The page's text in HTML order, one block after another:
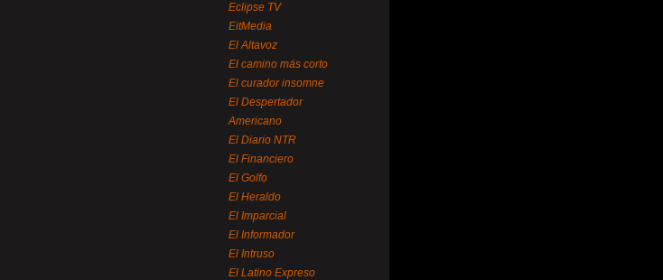
Eclipse TV
EitMedia
El Altavoz
El camino más corto
El curador insomne
El Despertador
Americano
El Diario NTR
El Financiero
El Golfo
El Heraldo
El Imparcial
El Informador
El Intruso
El Latino Expreso